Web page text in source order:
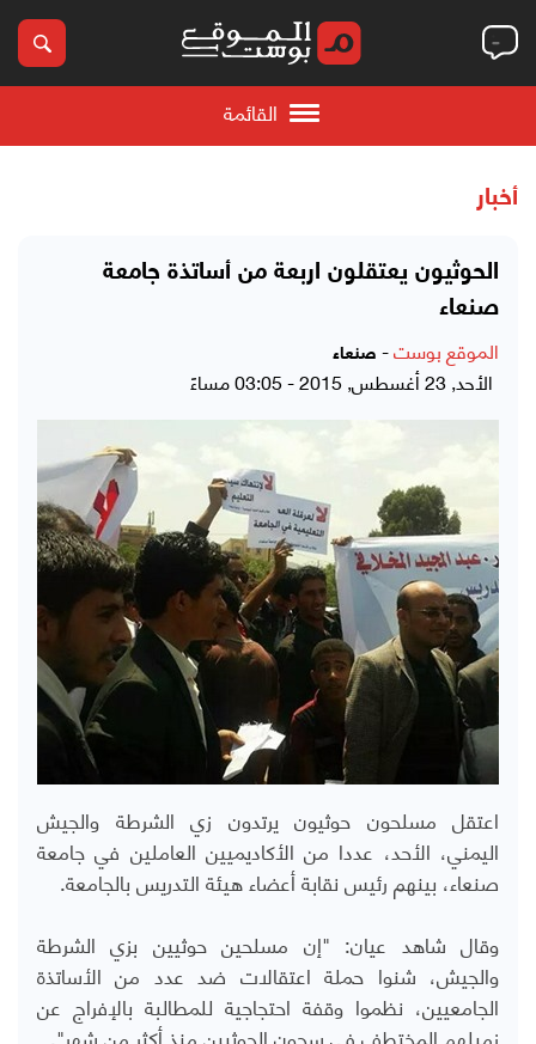
القائمة
أخبار
الحوثيون يعتقلون اربعة من أساتذة جامعة
صنعاء
الموقع بوست- صنعاء
الأحد, 23 أغسطس, 2015 - 03:05 مساءً
اعتقل مسلحون حوثيون يرتدون زي الشرطة والجيش
اليمني، الأحد، عددا من الأكاديميين العاملين في جامعة
صنعاء، بينهم رئيس نقابة أعضاء هيئة التدريس بالجامعة.
وقال شاهد عيان: "إن مسلحين حوثيين بزي الشرطة
والجيش، شنوا حملة اعتقالات ضد عدد من الأساتذة
الجامعيين، نظموا وقفة احتجاجية للمطالبة بالإفراج عن
زميلهم المختطف في سجون الحوثيين منذ أكثر من شهر".